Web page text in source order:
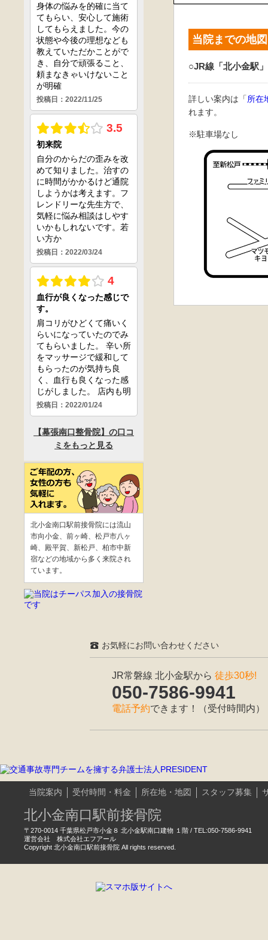
当院までの地図
○JR線「北小金駅
詳しい案内は「所在
れます。
※駐車場なし
北小金南口駅前接骨院には流山
市向小金、前ヶ崎、松戸市八ヶ
崎、殿平賀、新松戸、柏市中新
宿などの地域から多く来院され
ています。
お気軽にお問い合わせください
JR常磐線 北小金駅から 徒歩30秒!
050-7586-9941
電話予約できます！（受付時間内）
当院案内 受付時間・料金 所在地・地図 スタッフ募集
北小金南口駅前接骨院
〒270-0014 千葉県松戸市小金８ 北小金駅南口建物 １階 / TEL:050-7586-9941
運営会社 株式会社エフアール
Copyright 北小金南口駅前接骨院 All rights reserved.